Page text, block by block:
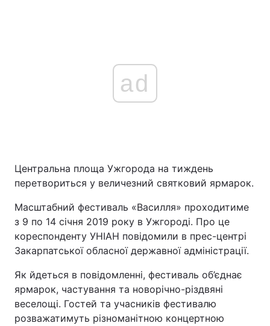
Україна Політика
Економіка Світ
Спорт Наука
Зброя Інциденти
Здоров'я Туризм
ad
Центральна площа Ужгорода на тиждень
перетвориться у величезний святковий ярмарок.
Масштабний фестиваль «Василля» проходитиме
з 9 по 14 січня 2019 року в Ужгороді. Про це
кореспонденту УНІАН повідомили в прес-центрі
Закарпатської обласної державної адміністрації.
Як йдеться в повідомленні, фестиваль об’єднає
ярмарок, частування та новорічно-різдвяні
веселощі. Гостей та учасників фестивалю
розважатимуть різноманітною концертною